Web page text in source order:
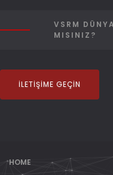
VSRM
MISINIZ?
İLETIŞIME GEÇIN
HOME